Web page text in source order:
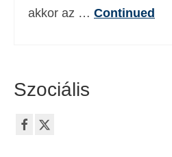
Norsk bokmål(
akkor az … Continued
Szociális